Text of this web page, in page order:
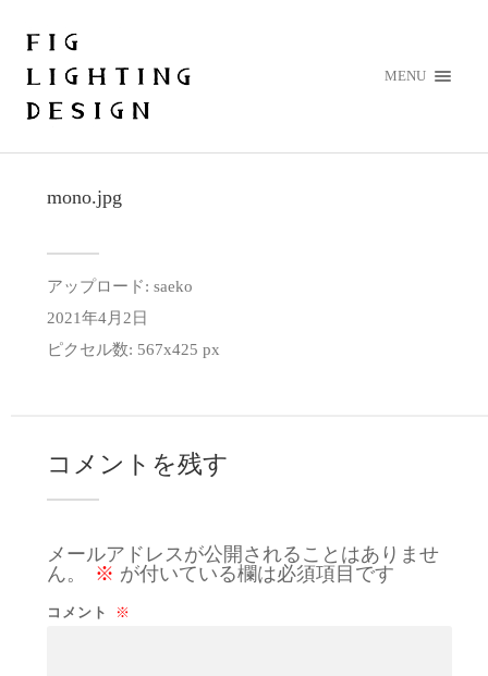
MENU
mono.jpg
アップロード: saeko
2021年4月2日
ピクセル数: 567x425 px
コメントを残す
メールアドレスが公開されることはありませ
ん。
※ が付いている欄は必須項目です
コメント ※